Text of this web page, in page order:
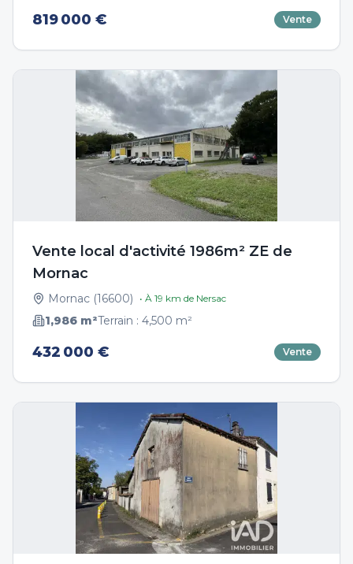
819 000 € Vente
Vente local d'activité 1986m² ZE de
Mornac
Mornac (16600) • À 19 km de Nersac
1,986 m²Terrain : 4,500 m²
432 000 € Vente